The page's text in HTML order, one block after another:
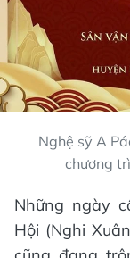
Nghệ sỹ A
chương
Những ngày
Hội (Nghi